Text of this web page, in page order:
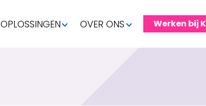
OPLOSSINGEN OVER ONS Werken bij